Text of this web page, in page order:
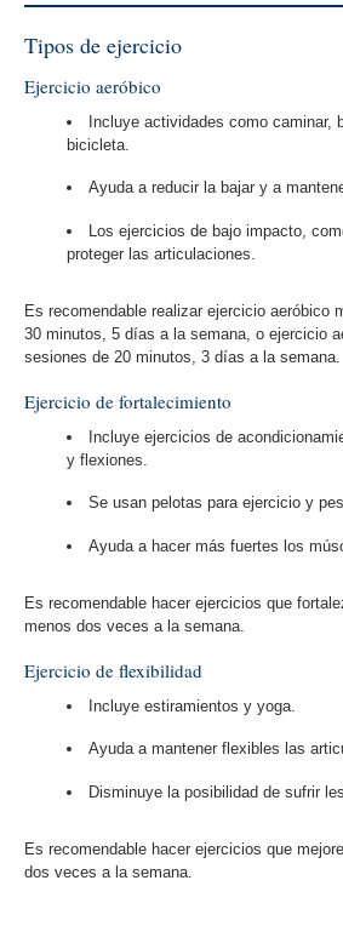
Tipos de ejercicio
Ejercicio aeróbico
Incluye actividades como caminar,
bicicleta.
Ayuda a reducir la bajar y a
Los ejercicios de bajo impacto,
proteger las articulaciones.
Es recomendable realizar ejercicio aeróbico
30 minutos, 5 días a la semana, o ejercicio
sesiones de 20 minutos, 3 días a la semana.
Ejercicio de fortalecimiento
Incluye ejercicios de
y flexiones.
Se usan pelotas para ejercicio y
Ayuda a hacer más fuertes los
Es recomendable hacer ejercicios que
menos dos veces a la semana.
Ejercicio de flexibilidad
Incluye estiramientos y yoga.
Ayuda a mantener flexibles las
Disminuye la posibilidad de sufrir
Es recomendable hacer ejercicios que
dos veces a la semana.